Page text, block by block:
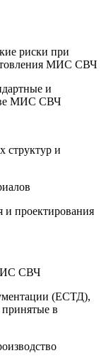
риски при
МИС СВЧ
и
МИС СВЧ
структур и
проектирования
СВЧ
(ЕСТД),
в